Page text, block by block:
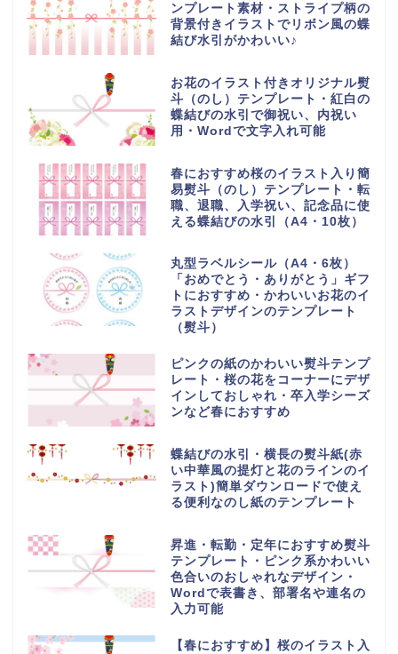
ンプレート素材・ストライプ柄の
背景付きイラストでリボン風の蝶
結び水引がかわいい♪
お花のイラスト付きオリジナル熨
斗（のし）テンプレート・紅白の
蝶結びの水引で御祝い、内祝い
用・Wordで文字入れ可能
春におすすめ桜のイラスト入り簡
易熨斗（のし）テンプレート・転
職、退職、入学祝い、記念品に使
える蝶結びの水引（A4・10枚）
丸型ラベルシール（A4・6枚）
「おめでとう・ありがとう」ギフ
トにおすすめ・かわいいお花のイ
ラストデザインのテンプレート
（熨斗）
ピンクの紙のかわいい熨斗テンプ
レート・桜の花をコーナーにデザ
インしておしゃれ・卒入学シーズ
ンなど春におすすめ
蝶結びの水引・横長の熨斗紙(赤
い中華風の提灯と花のラインのイ
ラスト)簡単ダウンロードで使え
る便利なのし紙のテンプレート
昇進・転勤・定年におすすめ熨斗
テンプレート・ピンク系かわいい
色合いのおしゃれなデザイン・
Wordで表書き、部署名や連名の
入力可能
【春におすすめ】桜のイラスト入